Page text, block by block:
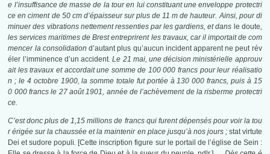
e l’insuffisance de masse de la tour en lui constituant une enveloppe protectri
ce en ciment de 50 cm d’épaisseur sur plus de 11 m de hauteur. Ainsi, pour di
minuer des vibrations nettement ressenties par les gardiens, et dans le doute,
les services maritimes de Brest entreprirent les travaux, car il importait de com
mencer la consolidationd’autant plus qu’aucun incident apparent ne peut rév
éler l’imminence d’un accident. Le 21 mai, une décision ministérielle approuv
ait les travaux et accordait une somme de 100 000 francs pour leur réalisatio
n ; le 4 octobre 1900, la somme totale fut portée à 130 000 francs, puis à 15
0 000 francs le 27 août 1901, année de l’achèvement de la risberme protectri
ce.
C’est donc plus de 1,15 millions de francs qui furent dépensés pour voir la tou
r érigée sur la chaussée et la maintenir en place jusqu’à nos jours ; stat virtute
Dei et sudore populi. [Cette inscription figure sur le portail de l’église de Sein :